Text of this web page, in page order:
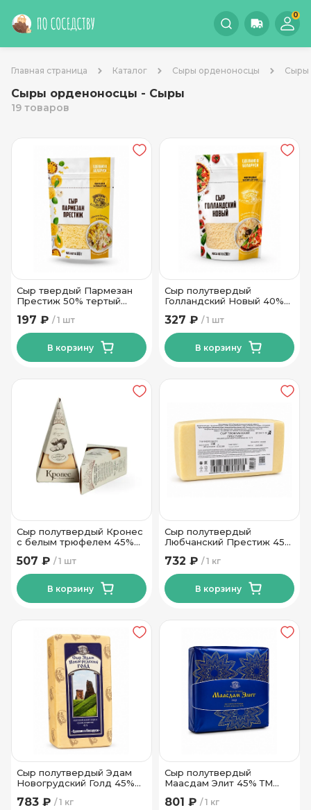
0
Главная страница Каталог Сыры орденоносцы Сыры
Сыры орденоносцы - Сыры
19 товаров
Сыр твердый Пармезан
Престиж 50% тертый
Дары
1 шт
197 ₽
В корзину
Сыр полутвердый
Голландский Новый 40%
Новогрудские Дары
1 шт
327 ₽
В корзину
Сыр полутвердый Кронес
с белым трюфелем 45%
1 шт
507 ₽
В корзину
Сыр полутвердый
Любчанский Престиж 45%
1 кг
732 ₽
В корзину
Сыр полутвердый Эдам
Новогрудский Голд 45%
1 кг
783 ₽
Сыр полутвердый
Маасдам Элит 45% ТМ
1 кг
801 ₽